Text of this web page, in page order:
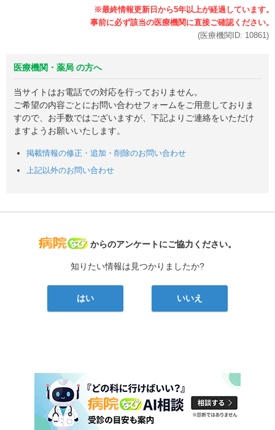
(医療機関ID: 10861 )
医療機関・薬局 の方へ
当サイトはお電話での対応を行っておりません。
ご希望の内容ごとにお問い合わせフォームをご用意しておりま
すので、お手数ではございますが、下記よりご連絡をいただけ
ますようお願いいたします。
掲載情報の修正・追加・削除のお問い合わせ
上記以外のお問い合わせ
病院なび
からのアンケートにご協力ください。
知りたい情報は見つかりましたか?
はい いいえ